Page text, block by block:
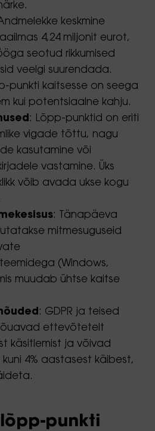
keskmine
4,24 miljonit eurot,
seotud rikkumised
veelgi suurendada.
punkti kaitsesse on seega
kui potentsiaalne kahju.
: Lõpp-punktid on eriti
vigade tõttu, nagu
kasutamine või
vastamine. Üks
võib avada ukse kogu
: Tänapäeva
mitmesuguseid
(Windows,
muudab ühtse kaitse
: GDPR ja teised
ettevõtetelt
käsitlemist ja võivad
4% aastasest käibest,
punkti